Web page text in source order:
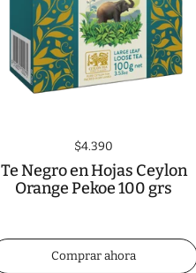
$4.390
Te Negro en Hojas Ceylon
Orange Pekoe 100 grs
Comprar ahora